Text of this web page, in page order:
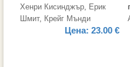
Хенри Кисинджър, Ерик
Шмит, Крейг Мънди
Цена: 23.00 €